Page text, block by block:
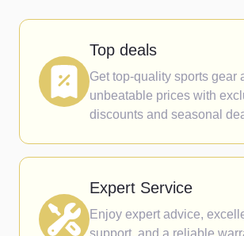
Top deals
Get top-quality sports gear
unbeatable prices with
discounts and seasonal
Expert Service
Enjoy expert advice,
support, and a reliable